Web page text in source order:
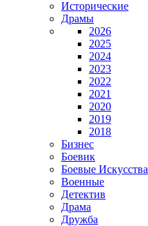
Исторические
Драмы
2026
2025
2024
2023
2022
2021
2020
2019
2018
Бизнес
Боевик
Боевые Искусства
Военные
Детектив
Драма
Дружба